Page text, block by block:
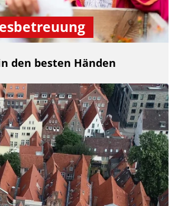
den besten Händen